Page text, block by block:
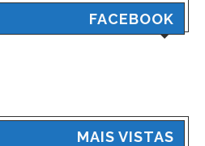
FACEBOOK
MAIS VISTAS